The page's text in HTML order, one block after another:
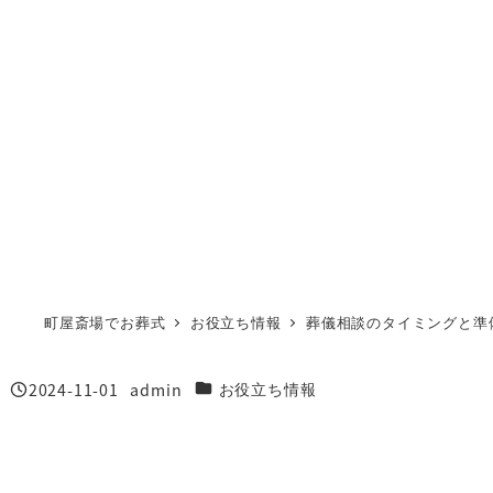
町屋斎場でお葬式 お役立ち情報 葬儀相談のタイミングと準
投稿日
2024-11-01
著
admin カテゴリー
お役立ち情報